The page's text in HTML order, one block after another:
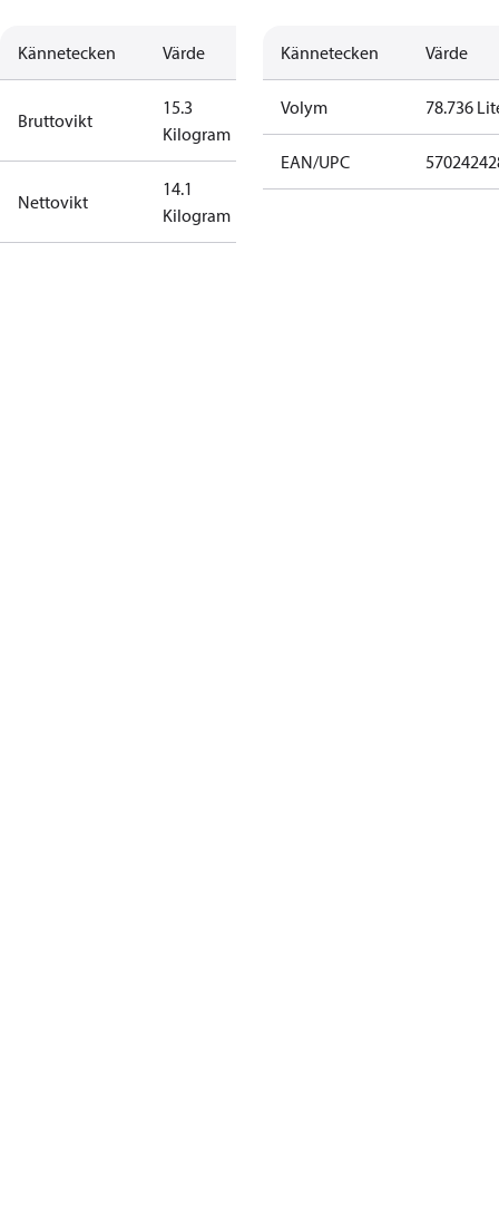
Kännetecken Värde
Bruttovikt
15.3
Kilogram
Nettovikt
14.1
Kilogram
Kännetecken Värde
Volym 78.736
EAN/UPC